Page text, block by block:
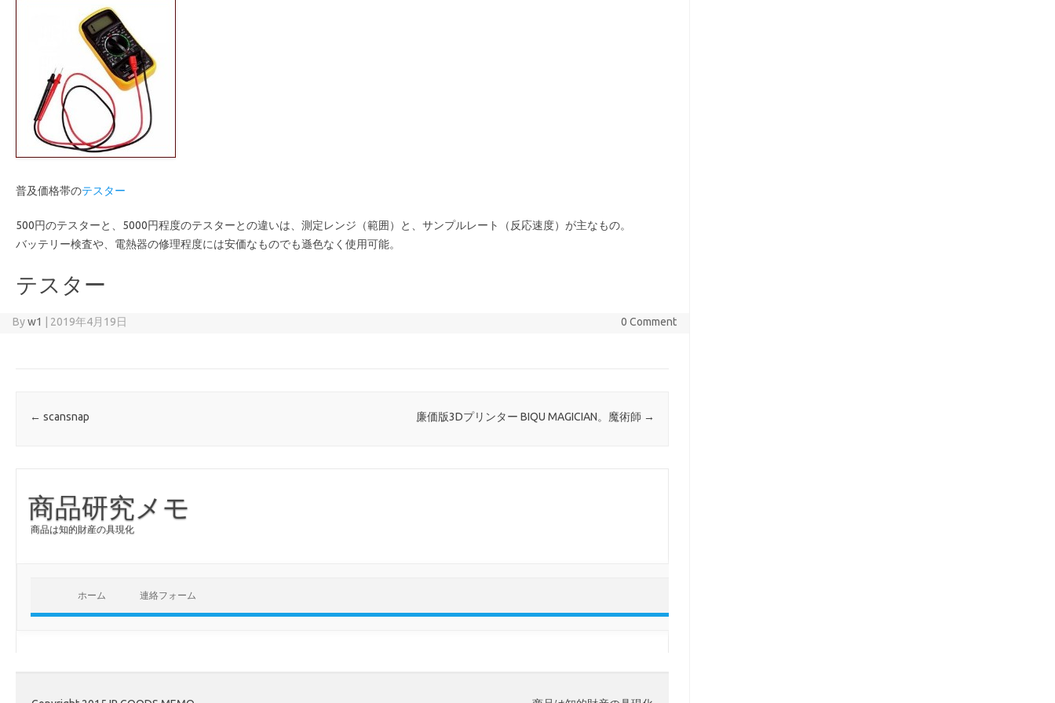
普及価格帯のテスター
500円のテスターと、5000円程度のテスターとの違いは、測定レンジ（範囲）と、サンプルレート（反応速度）が主なもの。
バッテリー検査や、電熱器の修理程度には安価なものでも遜色なく使用可能。
テスター
Byw1 2019年4月19日 0 Comment
Post navigation
← scansnap 廉価版3Dプリンター BIQU MAGICIAN。魔術師 →
商品研究メモ
商品は知的財産の具現化
ホーム 連絡フォーム